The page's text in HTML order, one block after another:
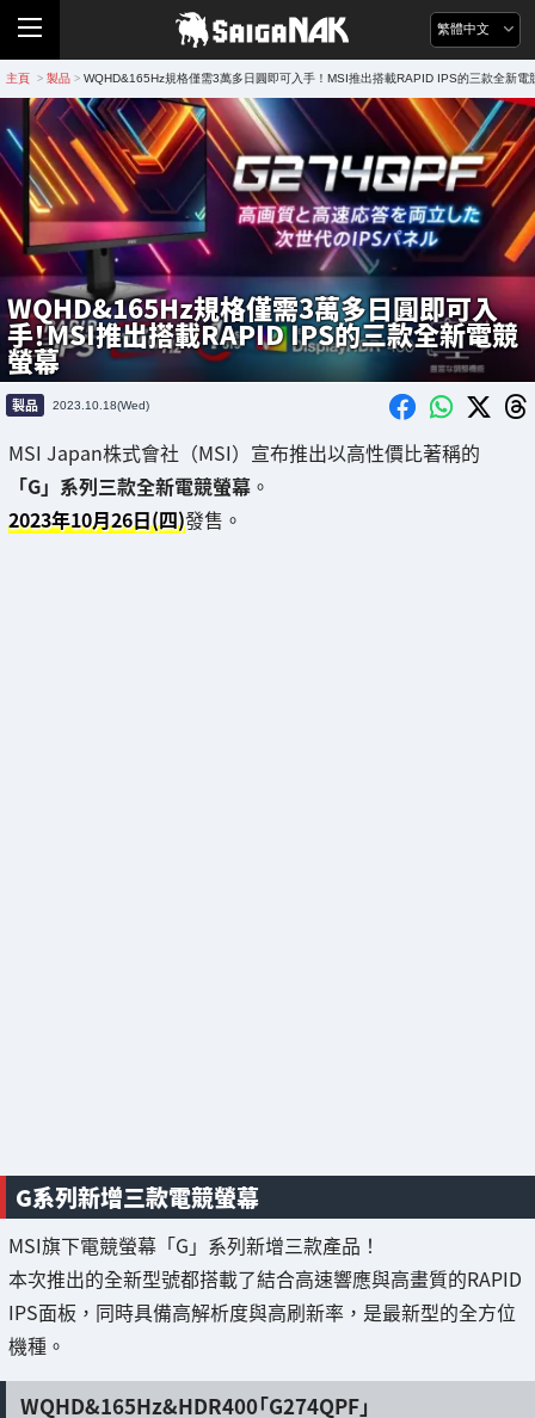
繁體中文
主頁 > 製品 > WQHD&165Hz規格僅需3萬多日圓即可入手！MSI推出搭載RAPID IPS的三款全新電
WQHD&165Hz規格僅需3萬多日圓即可入
手！MSI推出搭載RAPID IPS的三款全新電競
螢幕
製品 2023.10.18(Wed)
MSI Japan株式會社（MSI）宣布推出以高性價比著稱的
「G」系列三款全新電競螢幕 。
2023年10月26日(四)發售。
G系列新增三款電競螢幕
MSI旗下電競螢幕「G」系列新增三款產品！
本次推出的全新型號都搭載了結合高速響應與高畫質的RAPID
IPS面板，同時具備高解析度與高刷新率，是最新型的全方位
機種。
WQHD&165Hz&HDR400「G274QPF」